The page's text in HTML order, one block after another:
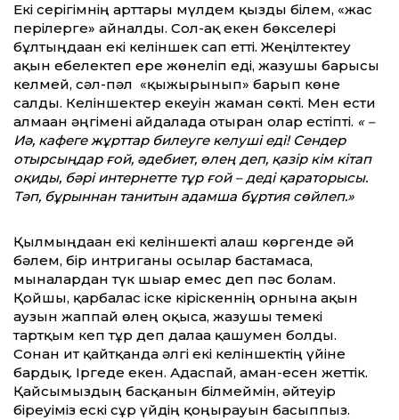
Екі серігімнің арттары мүлдем қызды білем, «жас
перілерге» айналды. Сол-ақ екен бөкселері
бұлтыңдаған екі келіншек сап етті. Жеңілтектеу
ақын ебелектеп ере жөнеліп еді, жазушы барғысы
келмей, сәл-пәл «қыжырынып» барып көне
салды. Келіншектер екеуін жаман сөкті. Мен ести
алмаған әңгімені айдалада отырған олар естіпті. « –
Иә, кафеге жұрттар билеуге келуші еді! Сендер
отырсыңдар ғой, әдебиет, өлең деп, қазір кім кітап
оқиды, бәрі интернетте тұр ғой – деді қараторысы.
Тәп, бұрыннан танитын адамша бұртия сөйлеп.»
Қылмыңдаған екі келіншекті алғаш көргенде әй
бәлем, бір интриганы осылар бастамаса,
мыналардан түк шығар емес деп пәс болғам.
Қойшы, қарбалас іске кіріскеннің орнына ақын
аузын жаппай өлең оқыса, жазушы темекі
тартқым кеп тұр деп далаға қашумен болды.
Сонан ит қайтқанда әлгі екі келіншектің үйіне
бардық. Іргеде екен. Адаспай, аман-есен жеттік.
Қайсымыздың басқанын білмеймін, әйтеуір
біреуіміз ескі сұр үйдің қоңырауын басыппыз.